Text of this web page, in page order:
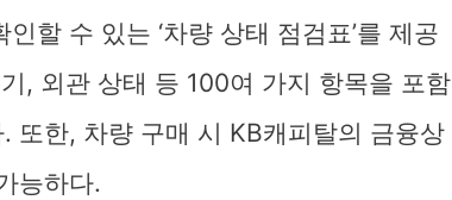
할 수 있는 ‘차량 상태 점검표’를 제공
, 외관 상태 등 100여 가지 항목을 포함
또한, 차량 구매 시 KB캐피탈의 금융상
능하다.